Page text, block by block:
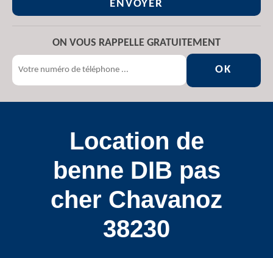
ON VOUS RAPPELLE GRATUITEMENT
Location de
benne DIB pas
cher Chavanoz
38230